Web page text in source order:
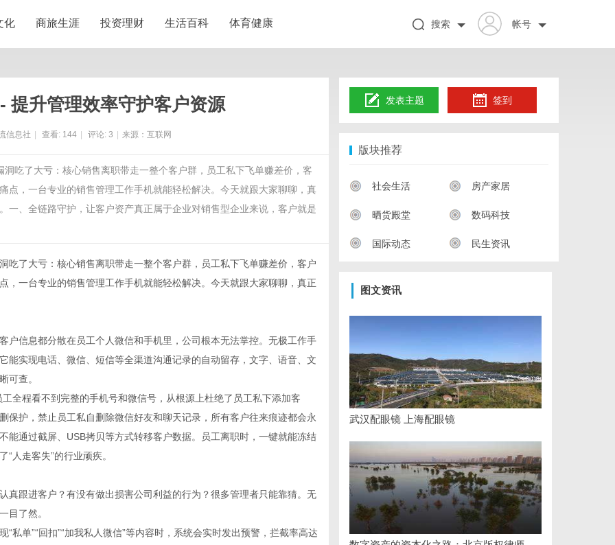
化 商旅生涯 投资理财 生活百科 体育健康 帐号
搜索
提升管理效率守护客户资源
信息社 查看: 144 评论: 3 来源：互联网
吃了大亏：核心销售离职带走一整个客户群，员工私下飞单赚差价，客
点，一台专业的销售管理工作手机就能轻松解决。今天就跟大家聊聊，真
一、全链路守护，让客户资产真正属于企业对销售型企业来说，客户就是
吃了大亏：核心销售离职带走一整个客户群，员工私下飞单赚差价，客户
，一台专业的销售管理工作手机就能轻松解决。今天就跟大家聊聊，真正
户信息都分散在员工个人微信和手机里，公司根本无法掌控。无极工作手
能实现电话、微信、短信等全渠道沟通记录的自动留存，文字、语音、文
可查。
全程看不到完整的手机号和微信号，从根源上杜绝了员工私下添加客
保护，禁止员工私自删除微信好友和聊天记录，所有客户往来痕迹都会永
能通过截屏、USB拷贝等方式转移客户数据。员工离职时，一键就能冻结
人走客失”的行业顽疾。
真跟进客户？有没有做出损害公司利益的行为？很多管理者只能靠猜。无
目了然。
私单”“回扣”“加我私人微信”等内容时，系统会实时发出预警，拦截率高达
发表主题 签到
版块推荐
社会生活 房产家居
晒货殿堂 数码科技
国际动态 民生资讯
图文资讯
武汉配眼镜 上海配眼镜